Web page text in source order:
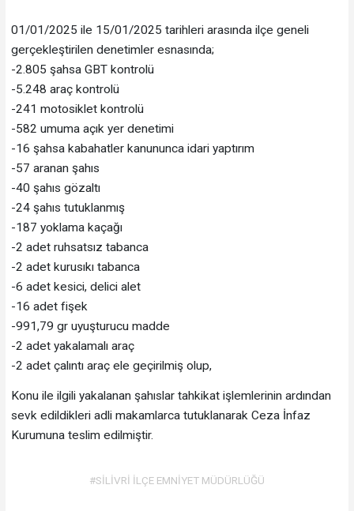
01/01/2025 ile 15/01/2025 tarihleri arasında ilçe geneli
gerçekleştirilen denetimler esnasında;
-2.805 şahsa GBT kontrolü
-5.248 araç kontrolü
-241 motosiklet kontrolü
-582 umuma açık yer denetimi
-16 şahsa kabahatler kanununca idari yaptırım
-57 aranan şahıs
-40 şahıs gözaltı
-24 şahıs tutuklanmış
-187 yoklama kaçağı
-2 adet ruhsatsız tabanca
-2 adet kurusıkı tabanca
-6 adet kesici, delici alet
-16 adet fişek
-991,79 gr uyuşturucu madde
-2 adet yakalamalı araç
-2 adet çalıntı araç ele geçirilmiş olup,
Konu ile ilgili yakalanan şahıslar tahkikat işlemlerinin ardından
sevk edildikleri adli makamlarca tutuklanarak Ceza İnfaz
Kurumuna teslim edilmiştir.
#SİLİVRİ İLÇE EMNİYET MÜDÜRLÜĞÜ